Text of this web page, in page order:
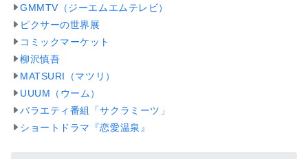
GMMTV（ジーエムエムテレビ）
ピクサーの世界展
コミックマーケット
柳沢慎吾
MATSURI（マツリ）
UUUM（ウーム）
バラエティ番組「サクラミーツ」
ショートドラマ『恋愛温泉』